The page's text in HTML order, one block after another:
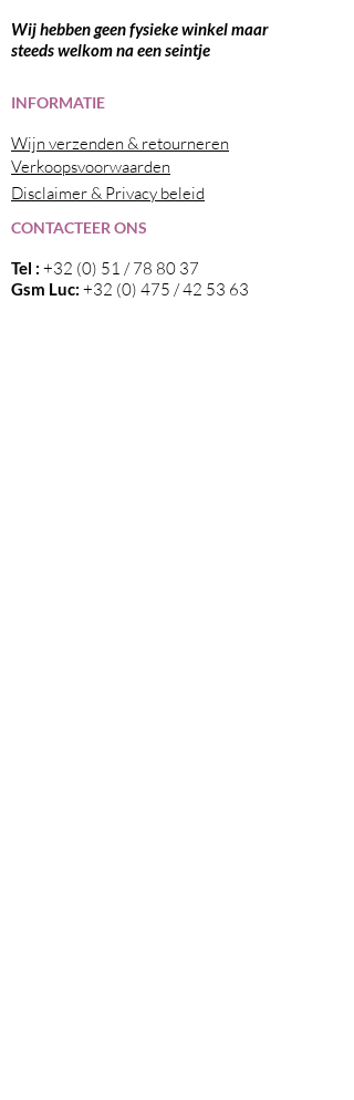
Wij hebben geen fysieke winkel maar
steeds welkom na een seintje
INFORMATIE
Wijn verzenden & retourneren
Verkoopsvoorwaarden
Disclaimer & Privacy beleid
CONTACTEER ONS
Tel : +32 (0) 51 / 78 80 37
Gsm Luc: +32 (0) 475 / 42 53 63